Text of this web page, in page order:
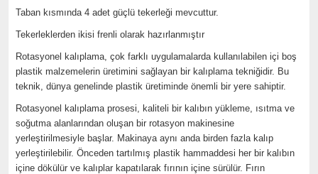
Taban kısmında 4 adet güçlü tekerleği mevcuttur.
Tekerleklerden ikisi frenli olarak hazırlanmıştır
Rotasyonel kalıplama, çok farklı uygulamalarda kullanılabilen içi boş
plastik malzemelerin üretimini sağlayan bir kalıplama tekniğidir. Bu
teknik, dünya genelinde plastik üretiminde önemli bir yere sahiptir.
Rotasyonel kalıplama prosesi, kaliteli bir kalıbın yükleme, ısıtma ve
soğutma alanlarından oluşan bir rotasyon makinesine
yerleştirilmesiyle başlar. Makinaya aynı anda birden fazla kalıp
yerleştirilebilir. Önceden tartılmış plastik hammaddesi her bir kalıbın
içine dökülür ve kalıplar kapatılarak fırının içine sürülür. Fırın